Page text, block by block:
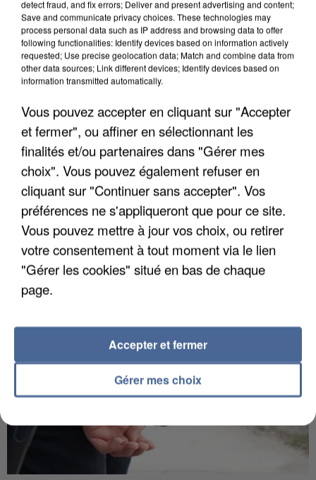
7 août 2026
Les données de 300 000 clients dérobées à
Intermarché après une...
Les données bancaires ne seraient pas
concernées.
detect fraud, and fix errors; Deliver and present advertising and content;
Save and communicate privacy choices. These technologies may
process personal data such as IP address and browsing data to offer
following functionalities: Identify devices based on information actively
requested; Use precise geolocation data; Match and combine data from
other data sources; Link different devices; Identify devices based on
information transmitted automatically.
Vous pouvez accepter en cliquant sur "Accepter
et fermer", ou affiner en sélectionnant les
finalités et/ou partenaires dans "Gérer mes
choix". Vous pouvez également refuser en
cliquant sur "Continuer sans accepter". Vos
préférences ne s'appliqueront que pour ce site.
Vous pouvez mettre à jour vos choix, ou retirer
votre consentement à tout moment via le lien
"Gérer les cookies" situé en bas de chaque
page.
Gérer mes choix
Accepter et fermer